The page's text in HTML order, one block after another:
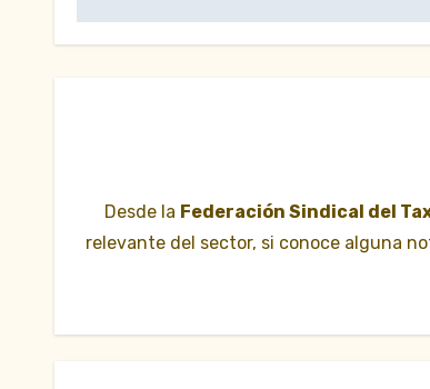
Desde la Federación Sindical del
relevante del sector, si conoce alguna